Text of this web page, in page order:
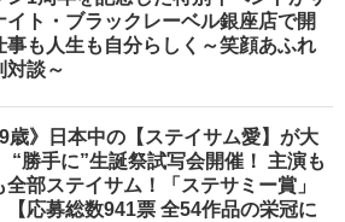
イト・ブラックレーベル銀座店で開
も人生も自分らしく～笑顔あふれ
対談～
歳》日本中の【ステイサム愛】が大
“勝手に”生誕祭試写会開催！ 主演も
全部ステイサム！「ステサミー賞」
【応募総数941票 全54作品の栄冠に